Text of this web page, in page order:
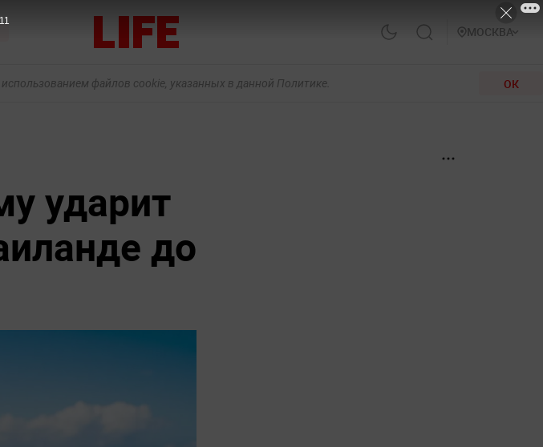
МОСКВА
использованием файлов cookie, указанных в данной Политике. ОК
ударит
до
10